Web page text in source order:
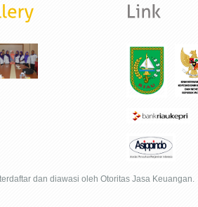
dan diawasi oleh Otoritas Jasa Keuangan.